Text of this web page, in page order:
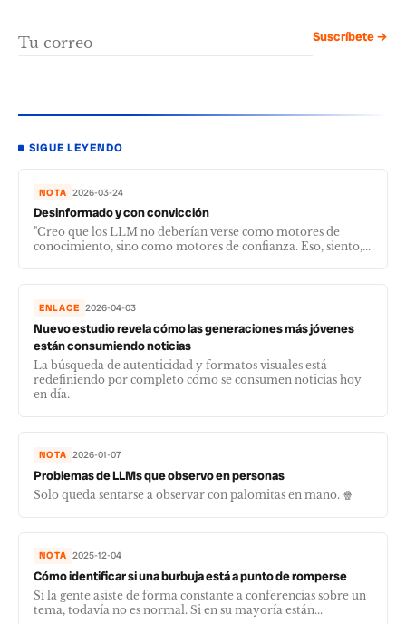
Suscríbete →
SIGUE LEYENDO
NOTA 2026-03-24
Desinformado y con convicción
"Creo que los LLM no deberían verse como motores de
conocimiento, sino como motores de confianza. Eso, siento,...
ENLACE 2026-04-03
Nuevo estudio revela cómo las generaciones más jóvenes
están consumiendo noticias
La búsqueda de autenticidad y formatos visuales está
redefiniendo por completo cómo se consumen noticias hoy
en día.
NOTA 2026-01-07
Problemas de LLMs que observo en personas
Solo queda sentarse a observar con palomitas en mano. 🍿
NOTA 2025-12-04
Cómo identificar si una burbuja está a punto de romperse
Si la gente asiste de forma constante a conferencias sobre un
tema, todavía no es normal. Si en su mayoría están...